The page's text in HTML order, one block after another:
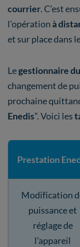
courrier. C’est
l’opérationà
et sur place dans
Legestionnaire
changement de
prochaine
Enedis”. Voici les
Prestation
Modification
puissance et
réglage de
l'appareil